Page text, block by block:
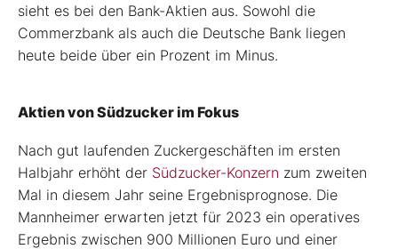
sieht es bei den Bank-Aktien aus. Sowohl die
Commerzbank als auch die Deutsche Bank liegen
heute beide über ein Prozent im Minus.
Aktien von Südzucker im Fokus
Nach gut laufenden Zuckergeschäften im ersten
Halbjahr erhöht der Südzucker-Konzern zum zweiten
Mal in diesem Jahr seine Ergebnisprognose. Die
Mannheimer erwarten jetzt für 2023 ein operatives
Ergebnis zwischen 900 Millionen Euro und einer